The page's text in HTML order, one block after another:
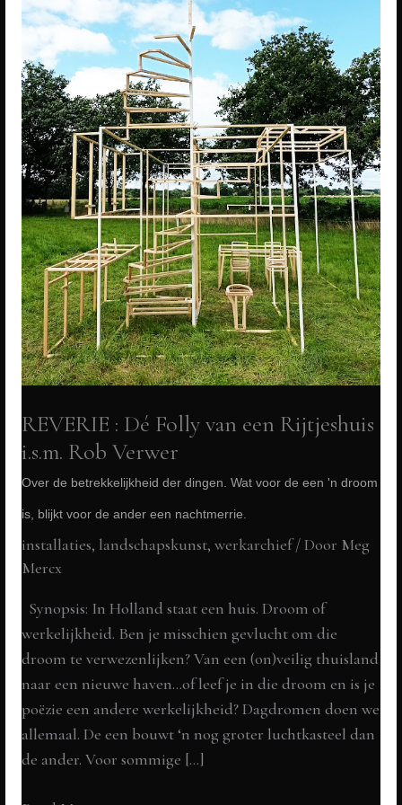
REVERIE : Dé Folly van een Rijtjeshuis
i.s.m. Rob Verwer
Over de betrekkelijkheid der dingen. Wat voor de een 'n droom
is, blijkt voor de ander een nachtmerrie.
installaties, landschapskunst,werkarchief/ Door Meg
Mercx
Synopsis: In Holland staat een huis. Droom of
werkelijkheid. Ben je misschien gevlucht om die
droom te verwezenlijken? Van een (on)veilig thuisland
naar een nieuwe haven…of leef je in die droom en is je
poëzie een andere werkelijkheid? Dagdromen doen we
allemaal. De een bouwt ‘n nog groter luchtkasteel dan
de ander. Voor sommige […]